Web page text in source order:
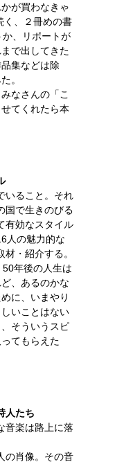
が買わなきゃ
く、２冊めの書
、リポートが
で出してきた
集などは除
。
なさんの「こ
てくれたら本
いること。それ
国で生きのびる
有効なスタイル
人の魅力的な
・紹介する。
年後の人生は
、あるのかな
に、いまやり
いことはない
そういうスピ
てもらえた
人たち
音楽は路上に落
の肖像。その音